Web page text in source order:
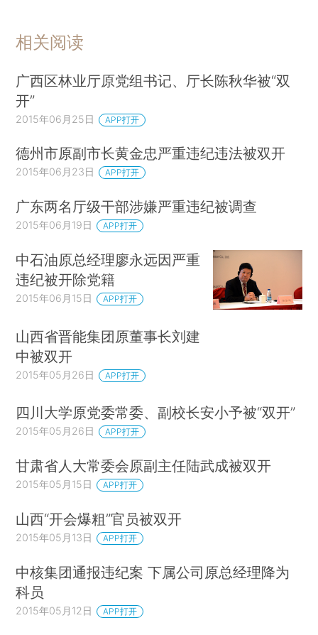
相关阅读
广西区林业厅原党组书记、厅长陈秋华被“双
开”
2015年06月25日 APP打开
德州市原副市长黄金忠严重违纪违法被双开
2015年06月23日 APP打开
广东两名厅级干部涉嫌严重违纪被调查
2015年06月19日 APP打开
中石油原总经理廖永远因严重
违纪被开除党籍
2015年06月15日 APP打开
山西省晋能集团原董事长刘建
中被双开
2015年05月26日 APP打开
四川大学原党委常委、副校长安小予被“双开”
2015年05月26日 APP打开
甘肃省人大常委会原副主任陆武成被双开
2015年05月15日 APP打开
山西“开会爆粗”官员被双开
2015年05月13日 APP打开
中核集团通报违纪案 下属公司原总经理降为
科员
2015年05月12日 APP打开